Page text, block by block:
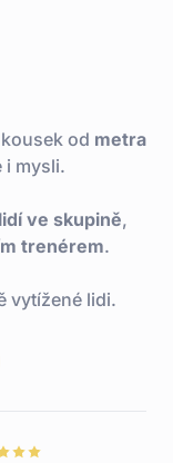
od metra
i mysli.
ve skupině,
trenérem.
vytížené lidi.